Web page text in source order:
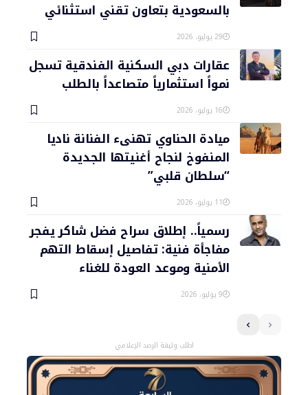
بالسعودية بتعاون تقني استثنائي
29 يوليو، 2026
عقارات دبي السكنية الفندقية تسجل
نمواً استثمارياً متصاعداً بالطلب
16 يوليو، 2026
ميادة الحناوي تهنىء الفنانة ناديا
المنفوخ لنجاح أغنيتها الجديدة
“سلطان قلبي”
11 يوليو، 2026
رسمياً.. إطلاق سراح فضل شاكر يفجر
مفاجأة فنية: تفاصيل إسقاط التهم
الأمنية وموعد العودة للغناء
9 يوليو، 2026
اطلب وثيقة الرصد الإعلامي